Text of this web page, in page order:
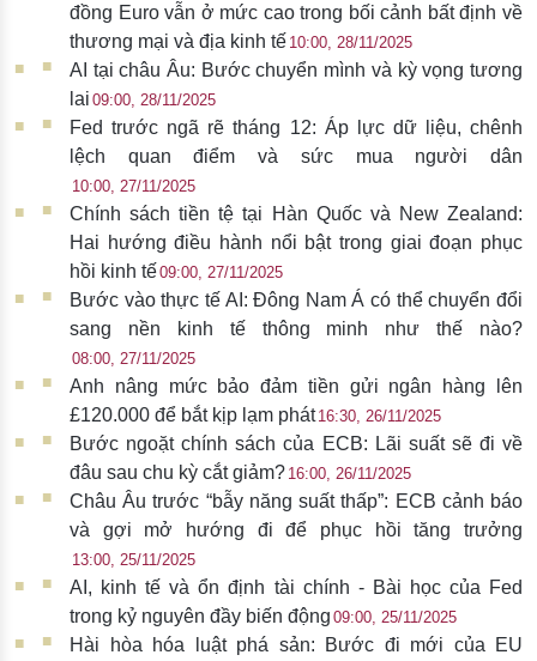
đồng Euro vẫn ở mức cao trong bối cảnh bất định về
thương mại và địa kinh tế 10:00, 28/11/2025
AI tại châu Âu: Bước chuyển mình và kỳ vọng tương
lai 09:00, 28/11/2025
Fed trước ngã rẽ tháng 12: Áp lực dữ liệu, chênh
lệch quan điểm và sức mua người dân
10:00, 27/11/2025
Chính sách tiền tệ tại Hàn Quốc và New Zealand:
Hai hướng điều hành nổi bật trong giai đoạn phục
hồi kinh tế09:00, 27/11/2025
Bước vào thực tế AI: Đông Nam Á có thể chuyển đổi
sang nền kinh tế thông minh như thế nào?
08:00, 27/11/2025
Anh nâng mức bảo đảm tiền gửi ngân hàng lên
£120.000 để bắt kịp lạm phát 16:30, 26/11/2025
Bước ngoặt chính sách của ECB: Lãi suất sẽ đi về
đâu sau chu kỳ cắt giảm? 16:00, 26/11/2025
Châu Âu trước “bẫy năng suất thấp”: ECB cảnh báo
và gợi mở hướng đi để phục hồi tăng trưởng
13:00, 25/11/2025
AI, kinh tế và ổn định tài chính - Bài học của Fed
trong kỷ nguyên đầy biến động 09:00, 25/11/2025
Hài hòa hóa luật phá sản: Bước đi mới của EU